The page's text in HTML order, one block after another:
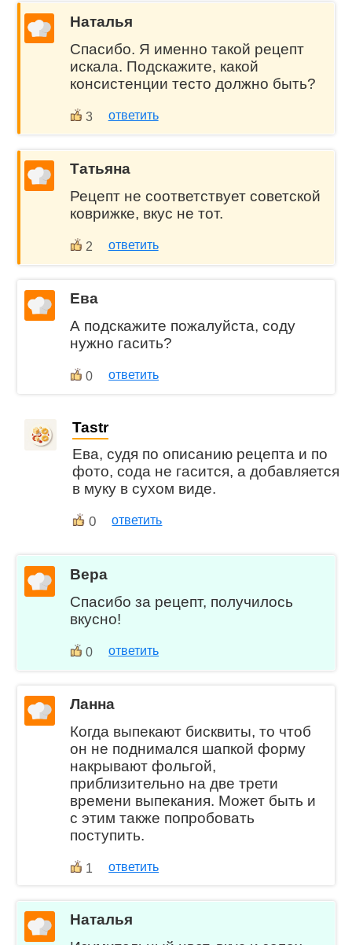
Наталья
Спасибо. Я именно такой рецепт
искала. Подскажите, какой
консистенции тесто должно быть?
3 ответить
Татьяна
Рецепт не соответствует советской
коврижке, вкус не тот.
2 ответить
Ева
А подскажите пожалуйста, соду
нужно гасить?
0 ответить
Tastr
Ева, судя по описанию рецепта и по
фото, сода не гасится, а добавляется
в муку в сухом виде.
0 ответить
Вера
Спасибо за рецепт, получилось
вкусно!
0 ответить
Ланна
Когда выпекают бисквиты, то чтоб
он не поднимался шапкой форму
накрывают фольгой,
приблизительно на две трети
времени выпекания. Может быть и
с этим также попробовать
поступить.
1 ответить
Наталья